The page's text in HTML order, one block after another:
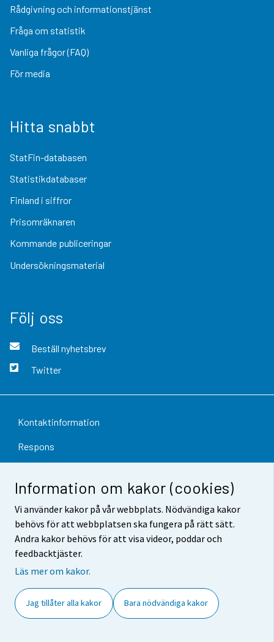
Information om kakor (cookies)
Vi använder kakor på vår webbplats. Nödvändiga kakor
behövs för att webbplatsen ska fungera på rätt sätt.
Andra kakor behövs för att visa videor, poddar och
feedbacktjäster.
Läs mer om kakor.
Jag tillåter alla kakor Bara nödvändiga kakor
Rådgivning och informationstjänst
Fråga om statistik
Vanliga frågor (FAQ)
För media
Hitta snabbt
StatFin-databasen
Statistikdatabaser
Finland i siffror
Prisomräknaren
Kommande publiceringar
Undersökningsmaterial
Följ oss
Beställ nyhetsbrev
Twitter
Kontaktinformation
Respons
Dataskydd
Tillgänglighet
Information om webbplatsen
Cookie-inställningar